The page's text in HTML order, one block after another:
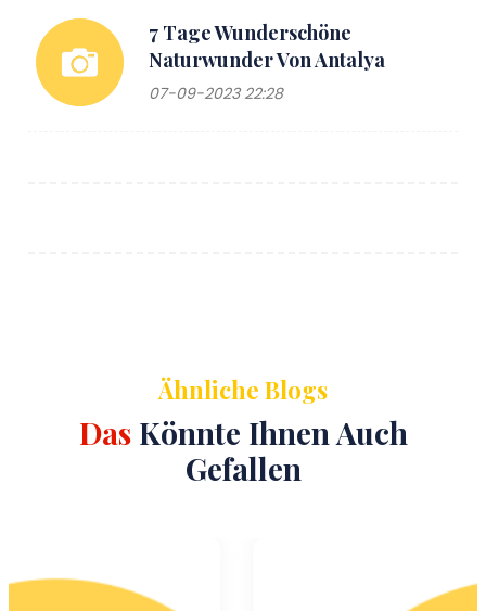
7 Tage Wunderschöne
Naturwunder Von Antalya
07-09-2023 22:28
Ähnliche Blogs
DasKönnte Ihnen Auch
Gefallen